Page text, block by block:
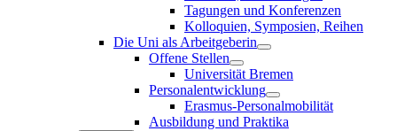
Tagungen und Konferenzen
Kolloquien, Symposien, Reihen
Die Uni als Arbeitgeberin
Offene Stellen
Universität Bremen
Personalentwicklung
Erasmus-Personalmobilität
Ausbildung und Praktika